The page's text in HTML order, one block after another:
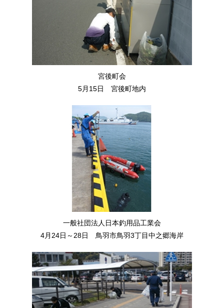
宮後町会
5月15日 宮後町地内
一般社団法人日本釣用品工業会
4月24日～28日 鳥羽市鳥羽3丁目中之郷海岸